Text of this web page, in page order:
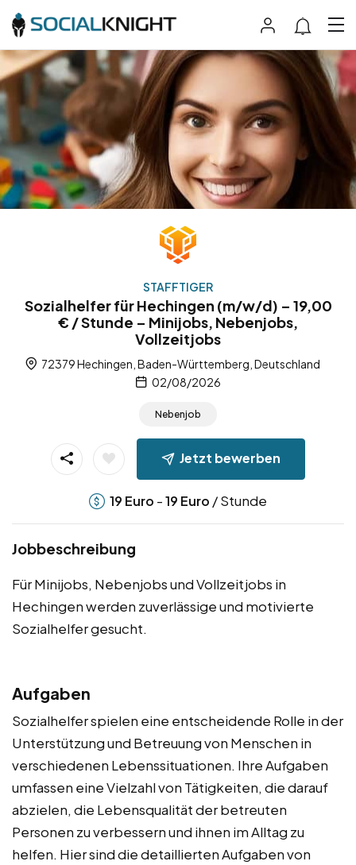
STAFFTIGER
Sozialhelfer für Hechingen (m/w/d) – 19,00
€ / Stunde – Minijobs, Nebenjobs,
Vollzeitjobs
72379 Hechingen, Baden-Württemberg, Deutschland
02/08/2026
Nebenjob
Jetzt bewerben
19 Euro -19 Euro / Stunde
Jobbeschreibung
Für Minijobs, Nebenjobs und Vollzeitjobs in
Hechingen werden zuverlässige und motivierte
Sozialhelfer gesucht.
Aufgaben
Sozialhelfer spielen eine entscheidende Rolle in der
Unterstützung und Betreuung von Menschen in
verschiedenen Lebenssituationen. Ihre Aufgaben
umfassen eine Vielzahl von Tätigkeiten, die darauf
abzielen, die Lebensqualität der betreuten
Personen zu verbessern und ihnen im Alltag zu
helfen. Hier sind die detaillierten Aufgaben von